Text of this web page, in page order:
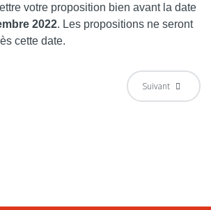
votre proposition bien avant la date
2022. Les propositions ne seront
cette date.
Suivant